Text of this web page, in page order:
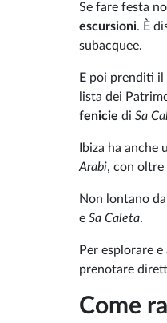
Se fare festa
escursioni. È
subacquee.
E poi prenditi
lista dei
fenicie di Sa
Ibiza ha
Arabi, con oltre
Non lontano
e Sa Caleta.
Per esplorare
prenotare
Come